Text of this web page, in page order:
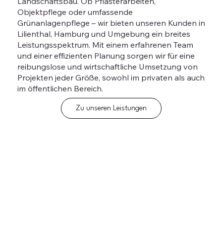
Objektpflege oder umfassende
Grünanlagenpflege – wir bieten unseren Kunden in
Lilienthal, Hamburg und Umgebung ein breites
Leistungsspektrum. Mit einem erfahrenen Team
und einer effizienten Planung sorgen wir für eine
reibungslose und wirtschaftliche Umsetzung von
Projekten jeder Größe, sowohl im privaten als auch
im öffentlichen Bereich.
Zu unseren Leistungen